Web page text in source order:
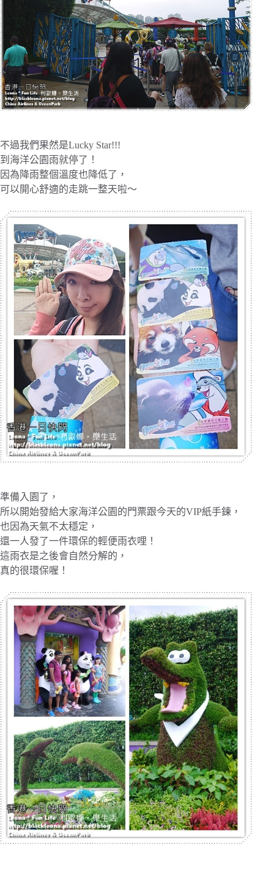
不過我們果然是Lucky Star!!!
到海洋公園雨就停了！
因為降雨整個溫度也降低了，
可以開心舒適的走跳一整天啦～
準備入園了，
所以開始發給大家海洋公園的門票跟今天的VIP紙手鍊，
也因為天氣不太穩定，
還一人發了一件環保的輕便雨衣哩！
這雨衣是之後會自然分解的，
真的很環保喔！